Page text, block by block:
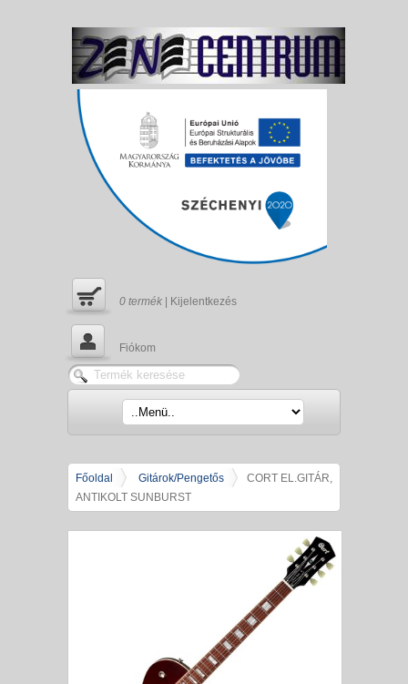
0 termék Kijelentkezés
Fiókom
Főoldal Gitárok/Pengetős
CORT EL.GITÁR,
ANTIKOLT SUNBURST